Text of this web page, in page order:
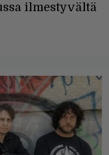
ilmestyvältä